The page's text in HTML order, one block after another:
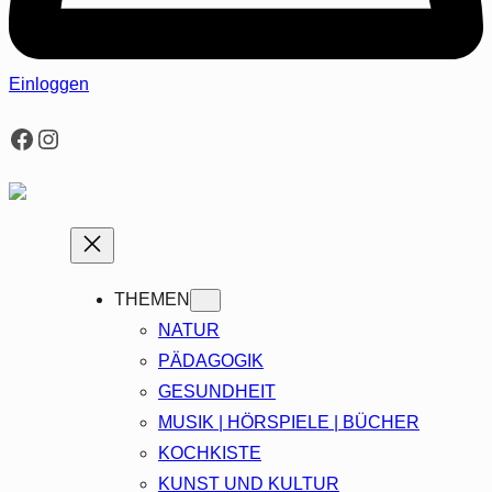
Einloggen
Facebook
Instagram
THEMEN
NATUR
PÄDAGOGIK
GESUNDHEIT
MUSIK | HÖRSPIELE | BÜCHER
KOCHKISTE
KUNST UND KULTUR